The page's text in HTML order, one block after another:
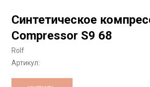
Синтетическое
Compressor S9 68
Rolf
Артикул: